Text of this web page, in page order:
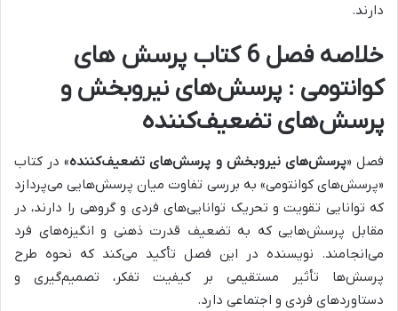
دارند.
خلاصه فصل 6 کتاب پرسش های
کوانتومی : پرسش‌های نیروبخش و
پرسش‌های تضعیف‌کننده
فصل «پرسش‌های نیروبخش و پرسش‌های تضعیف‌کننده» در کتاب
«پرسش‌های کوانتومی» به بررسی تفاوت میان پرسش‌هایی می‌پردازد
که توانایی تقویت و تحریک توانایی‌های فردی و گروهی را دارند، در
مقابل پرسش‌هایی که به تضعیف قدرت ذهنی و انگیزه‌های فرد
می‌انجامند. نویسنده در این فصل تأکید می‌کند که نحوه طرح
پرسش‌ها تأثیر مستقیمی بر کیفیت تفکر، تصمیم‌گیری و
دستاوردهای فردی و اجتماعی دارد.